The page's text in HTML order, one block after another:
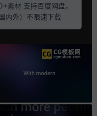
素材 支持百度网盘，
内外）不限速下载